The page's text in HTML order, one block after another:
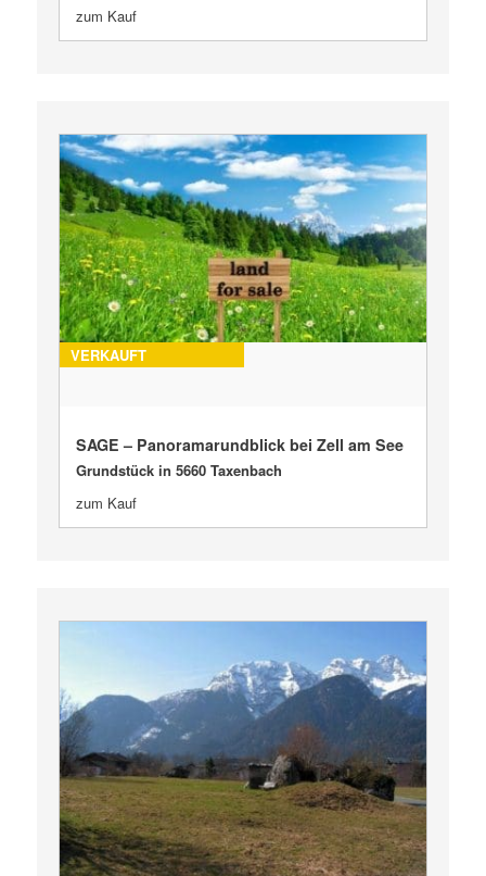
zum Kauf
VERKAUFT
SAGE – Panoramarundblick bei Zell am See
Grundstück in 5660 Taxenbach
zum Kauf